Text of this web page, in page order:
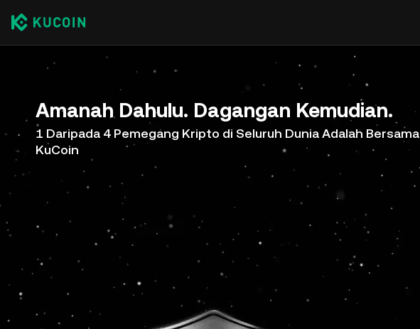
Amanah Dahulu. Dagangan Kemudian.
1 Daripada 4 Pemegang Kripto di Seluruh Dunia Adalah Bersama
KuCoin